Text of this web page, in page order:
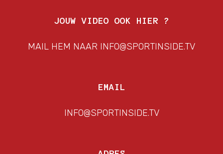
JOUW VIDEO OOK HIER ?
MAIL HEM NAAR INFO@SPORTINSIDE.TV
EMAIL
INFO@SPORTINSIDE.TV